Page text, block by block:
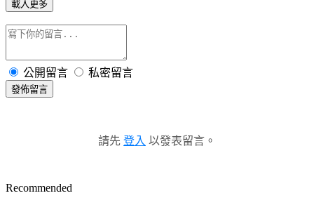
載入更多
公開留言 私密留言
發佈留言
請先 登入 以發表留言。
Recommended